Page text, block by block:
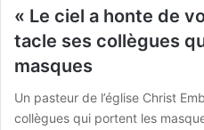
« Le ciel a honte de
tacle ses collègues
masques
Un pasteur de l’église Christ
collègues qui portent les